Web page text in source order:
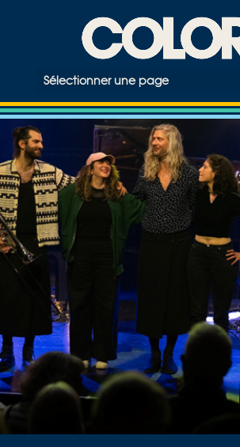
Sélectionner une page